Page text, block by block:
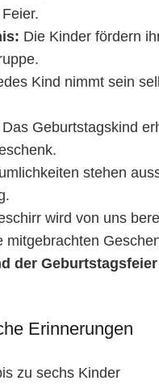
Die Kinder fördern
Kind nimmt sein
Das Geburtstagskind
stehen
wird von uns
mitgebrachten
der
Erinnerungen
zu sechs Kinder